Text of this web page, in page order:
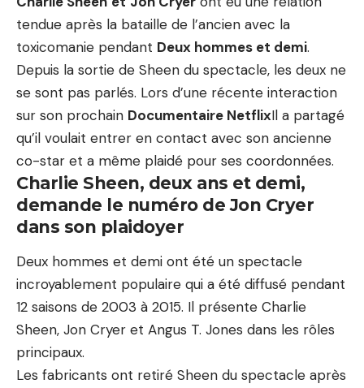
tendue après la bataille de l’ancien avec la
toxicomanie pendant Deux hommes et demi.
Depuis la sortie de Sheen du spectacle, les deux ne
se sont pas parlés. Lors d’une récente interaction
sur son prochain Documentaire NetflixIl a partagé
qu’il voulait entrer en contact avec son ancienne
co-star et a même plaidé pour ses coordonnées.
Charlie Sheen, deux ans et demi,
demande le numéro de Jon Cryer
dans son plaidoyer
Deux hommes et demi ont été un spectacle
incroyablement populaire qui a été diffusé pendant
12 saisons de 2003 à 2015. Il présente Charlie
Sheen, Jon Cryer et Angus T. Jones dans les rôles
principaux.
Les fabricants ont retiré Sheen du spectacle après